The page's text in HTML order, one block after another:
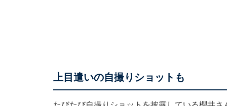
上目遣いの自撮りショットも